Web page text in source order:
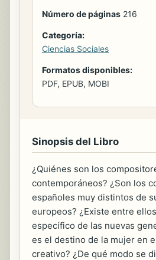
Número de páginas 216
Categoría:
Ciencias Sociales
Formatos disponibles:
PDF, EPUB, MOBI
Sinopsis del Libro
¿Quiénes son los
contemporáneos? ¿Son los
españoles muy distintos de
europeos? ¿Existe entre
específico de las nuevas
es el destino de la mujer en
creativo? ¿De qué modo se